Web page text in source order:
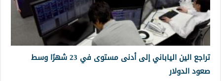
تراجع الين الياباني إلى أدنى مستوى في 23 شهرًا وسط
صعود الدولار